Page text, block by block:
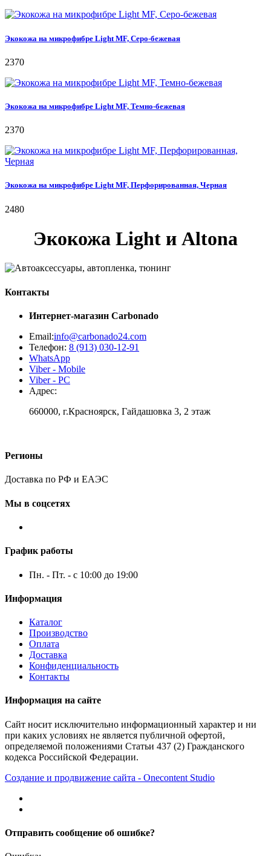
Экокожа на микрофибре Light MF, Серо-бежевая
2370
Экокожа на микрофибре Light MF, Темно-бежевая
2370
Экокожа на микрофибре Light MF, Перфорированная, Черная
2480
Экокожа Light и Altona
Контакты
Интернет-магазин Carbonado
Email:info@carbonado24.com
Телефон: 8 (913) 030-12-91
WhatsApp
Viber - Mobile
Viber - PC
Адрес:
660000, г.Красноярск, Гайдашовка 3, 2 этаж
Регионы
Доставка по РФ и ЕАЭС
Мы в соцсетях
График работы
Пн. - Пт. - с 10:00 до 19:00
Информация
Каталог
Производство
Оплата
Доставка
Конфиденциальность
Контакты
Информация на сайте
Сайт носит исключительно информационный характер и ни
при каких условиях не является публичной офертой,
определяемой положениями Статьи 437 (2) Гражданского
кодекса Российской Федерации.
Создание и продвижение сайта - Onecontent Studio
Отправить сообщение об ошибке?